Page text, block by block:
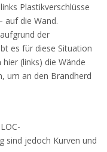
Plastikverschlüsse
auf die Wand.
der
es für diese Situation
(links) die Wände
um an den Brandherd